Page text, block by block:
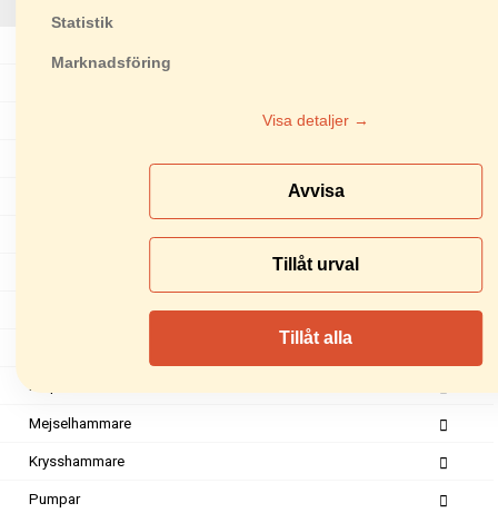
Statistik
Marknadsföring
Visa detaljer →
Avvisa
Tillåt urval
Tillåt alla
Läggningsredskap
Mejselhammare
Krysshammare
Pumpar